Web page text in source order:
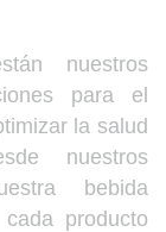
nuestros
para el
la salud
nuestros
bebida
producto